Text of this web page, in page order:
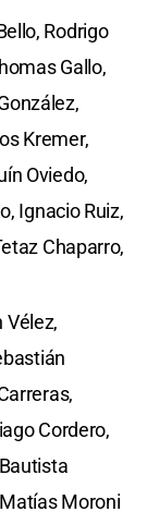
Rodrigo
Gallo,
Kremer,
Oviedo,
Ignacio Ruiz,
Chaparro,
Vélez,
Cordero,
Moroni